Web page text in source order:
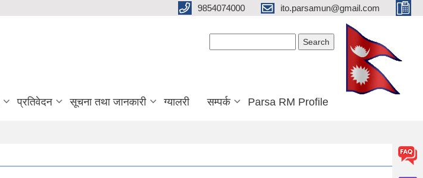
9854074000 ito.parsamun@gmail.com
प्रतिवेदन सूचना तथा जानकारी ग्यालरी सम्पर्क Parsa RM Profile